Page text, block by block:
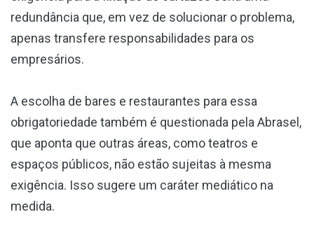
redundância que, em vez de solucionar o problema,
apenas transfere responsabilidades para os
empresários.
A escolha de bares e restaurantes para essa
obrigatoriedade também é questionada pela Abrasel,
que aponta que outras áreas, como teatros e
espaços públicos, não estão sujeitas à mesma
exigência. Isso sugere um caráter mediático na
medida.